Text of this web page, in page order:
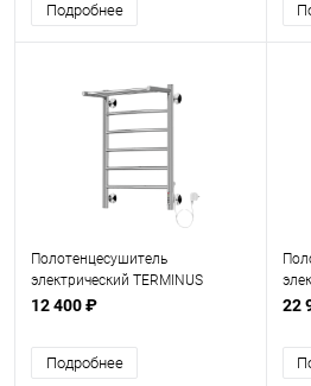
Подробнее
Полотенцесушитель
электрический TERMINUS
Классик П 6 450х650 с полкой
12 400 ₽
Подробнее
22